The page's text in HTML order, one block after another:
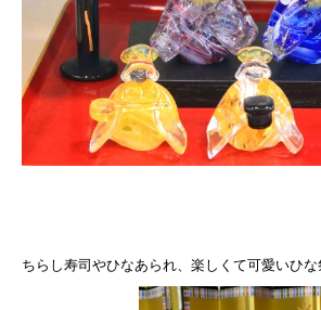
ちらし寿司やひなあられ、楽しくて可愛いひな